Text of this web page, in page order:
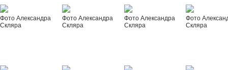
Фото Александра
Скляра
Фото Александра
Скляра
Фото Александра
Скляра
Фото
Скляра